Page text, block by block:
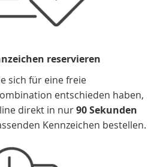
reservieren
sich für eine freie
entschieden haben,
direkt in nur90 Sekunden
Kennzeichen bestellen.